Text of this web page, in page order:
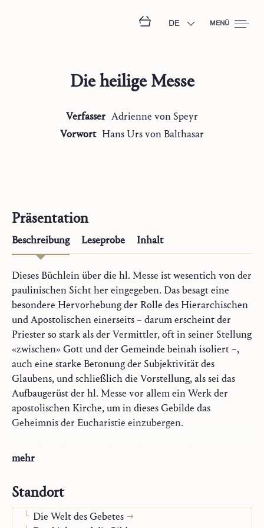
DE MENÜ
Die heilige Messe
Verfasser Adrienne von Speyr
Vorwort Hans Ursvon Balthasar
Präsentation
Beschreibung Leseprobe Inhalt
Dieses Büchlein über die hl. Messe ist wesentich von der
paulinischen Sicht her eingegeben. Das besagt eine
besondere Hervorhebung der Rolle des Hierarchischen
und Apostolischen einerseits – darum erscheint der
Priester so stark als der Vermittler, oft in seiner Stellung
«zwischen» Gott und der Gemeinde beinah isoliert –,
auch eine starke Betonung der Subjektivität des
Glaubens, und schließlich die Vorstellung, als sei das
Aufbaugerüst der hl. Messe vor allem ein Werk der
apostolischen Kirche, um in dieses Gebilde das
Geheimnis der Eucharistie einzubergen.
erfolgte, schließt sich eng an die Gebete der
des Textes an das nachkonziliare Formular nur durch
unverantwortliche Gewaltsamkeiten möglich gewesen
wäre. Dennoch war bei näherem Zusehen diese
mehr
Standort
Maria
Die Welt des Gebetes